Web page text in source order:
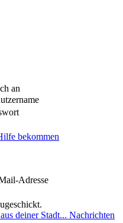
an
bekommen
Adresse
Nachrichten